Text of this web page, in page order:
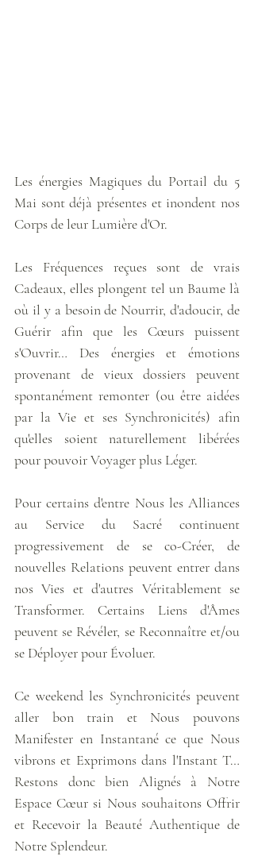
Les énergies Magiques du Portail du 5
Mai sont déjà présentes et inondent nos
Corps de leur Lumière d'Or.
Les Fréquences reçues sont de vrais
Cadeaux, elles plongent tel un Baume là
où il y a besoin de Nourrir, d'adoucir, de
Guérir afin que les Cœurs puissent
s'Ouvrir… Des énergies et émotions
provenant de vieux dossiers peuvent
spontanément remonter (ou être aidées
par la Vie et ses Synchronicités) afin
qu'elles soient naturellement libérées
pour pouvoir Voyager plus Léger.
Pour certains d'entre Nous les Alliances
au Service du Sacré continuent
progressivement de se co-Créer, de
nouvelles Relations peuvent entrer dans
nos Vies et d'autres Véritablement se
Transformer. Certains Liens d'Âmes
peuvent se Révéler, se Reconnaître et/ou
se Déployer pour Évoluer.
Ce weekend les Synchronicités peuvent
aller bon train et Nous pouvons
Manifester en Instantané ce que Nous
vibrons et Exprimons dans l'Instant T…
Restons donc bien Alignés à Notre
Espace Cœur si Nous souhaitons Offrir
et Recevoir la Beauté Authentique de
Notre Splendeur.